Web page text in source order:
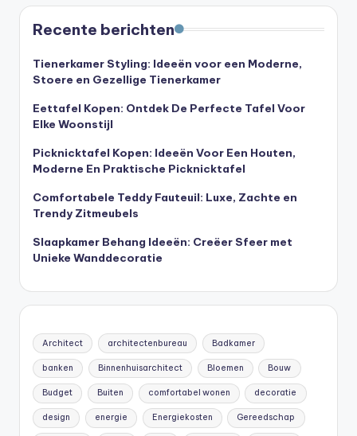
Recente berichten
Tienerkamer Styling: Ideeën voor een Moderne,
Stoere en Gezellige Tienerkamer
Eettafel Kopen: Ontdek De Perfecte Tafel Voor
Elke Woonstijl
Picknicktafel Kopen: Ideeën Voor Een Houten,
Moderne En Praktische Picknicktafel
Comfortabele Teddy Fauteuil: Luxe, Zachte en
Trendy Zitmeubels
Slaapkamer Behang Ideeën: Creëer Sfeer met
Unieke Wanddecoratie
Architect architectenbureau Badkamer
banken Binnenhuisarchitect Bloemen Bouw
Budget Buiten comfortabel wonen decoratie
design energie Energiekosten Gereedschap